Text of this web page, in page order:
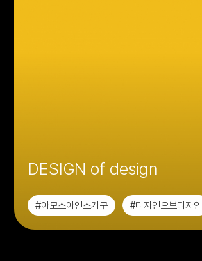
DESIGN of design
#아모스아인스가구
#디자인오브디자인